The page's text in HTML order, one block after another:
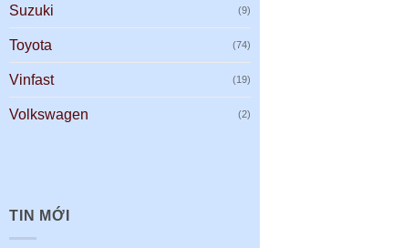
Suzuki (9)
Toyota (74)
Vinfast (19)
Volkswagen (2)
TIN MỚI